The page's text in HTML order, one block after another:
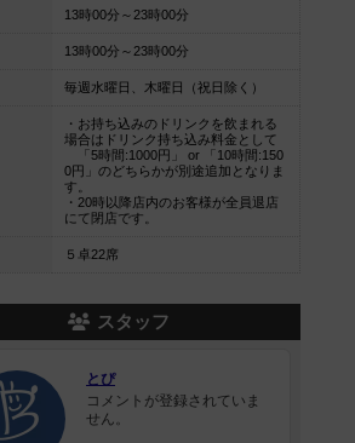
13時00分～23時00分
13時00分～23時00分
毎週水曜日、木曜日（祝日除く）
・お持ち込みのドリンクを飲まれる
場合はドリンク持ち込み料金として
「5時間:1000円」 or 「10時間:150
0円」のどちらかが別途追加となりま
す。
・20時以降店内のお客様が全員退店
にて閉店です。
５卓22席
スタッフ
とぴ
コメントが登録されていま
せん。